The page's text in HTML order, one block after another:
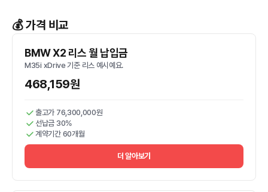
💰 가격 비교
BMW X2 리스 월 납입금
M35i xDrive 기준 리스 예시예요.
468,159원
출고가 76,300,000원
선납금 30%
계약기간 60개월
더 알아보기